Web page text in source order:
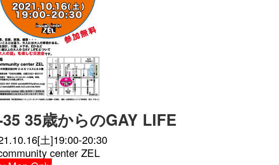
35 35歳からのGAY LIFE
土]19:00-20:30
center ZEL